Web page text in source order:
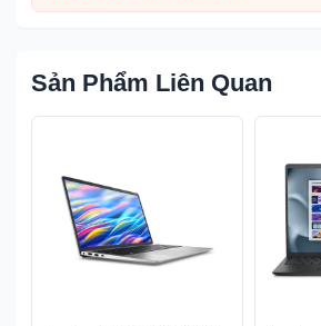
Sản Phẩm Liên Quan